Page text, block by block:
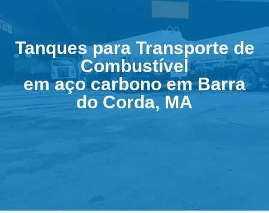
Tanques para Transporte de
Combustível
em aço carbono em Barra
do Corda, MA